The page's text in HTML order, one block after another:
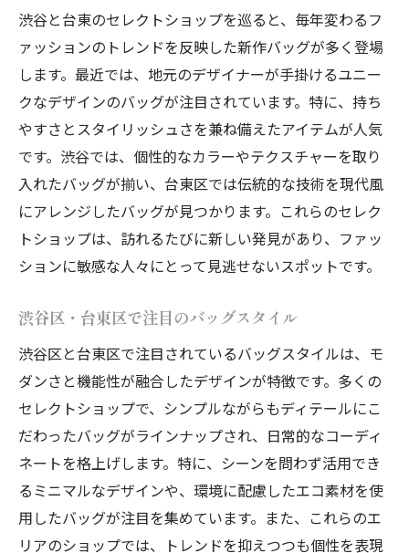
渋谷と台東のセレクトショップを巡ると、毎年変わるフ
ァッションのトレンドを反映した新作バッグが多く登場
します。最近では、地元のデザイナーが手掛けるユニー
クなデザインのバッグが注目されています。特に、持ち
やすさとスタイリッシュさを兼ね備えたアイテムが人気
です。渋谷では、個性的なカラーやテクスチャーを取り
入れたバッグが揃い、台東区では伝統的な技術を現代風
にアレンジしたバッグが見つかります。これらのセレク
トショップは、訪れるたびに新しい発見があり、ファッ
ションに敏感な人々にとって見逃せないスポットです。
渋谷区・台東区で注目のバッグスタイル
渋谷区と台東区で注目されているバッグスタイルは、モ
ダンさと機能性が融合したデザインが特徴です。多くの
セレクトショップで、シンプルながらもディテールにこ
だわったバッグがラインナップされ、日常的なコーディ
ネートを格上げします。特に、シーンを問わず活用でき
るミニマルなデザインや、環境に配慮したエコ素材を使
用したバッグが注目を集めています。また、これらのエ
リアのショップでは、トレンドを抑えつつも個性を表現